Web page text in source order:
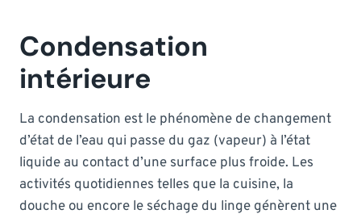
Condensation
intérieure
La condensation est le phénomène de changement
d’état de l’eau qui passe du gaz (vapeur) à l’état
liquide au contact d’une surface plus froide. Les
activités quotidiennes telles que la cuisine, la
douche ou encore le séchage du linge génèrent une